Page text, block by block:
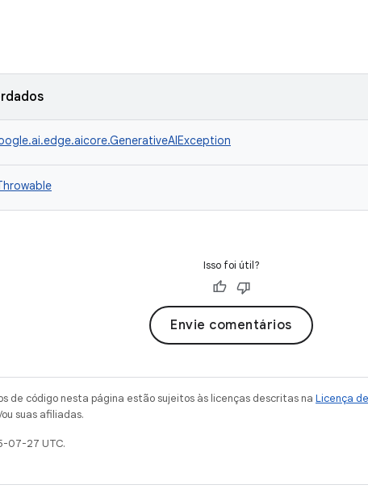
Isso foi útil?
Envie comentários
de código nesta página estão sujeitos às licenças descritas na Licença
suas afiliadas.
07-27 UTC.